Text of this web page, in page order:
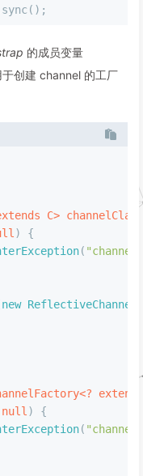
的成员变量
于创建 channel 的工厂
C>
) {
(
new
null ) {
(